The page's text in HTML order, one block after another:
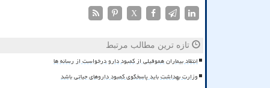
X
تازه ترین مطالب مرتبط
انتقاد بیماران هموفیلی از کمبود دارو درخواست از رسانه ها
وزارت بهداشت باید پاسخگوی کمبود داروهای حیاتی باشد